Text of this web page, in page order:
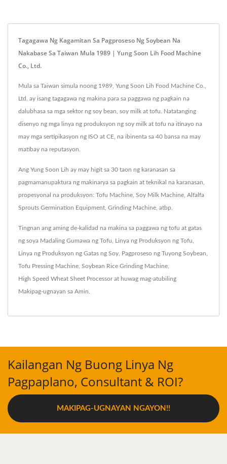
Tagagawa Ng Kagamitan Sa Pagproseso Ng Soybean Na
Nakabase Sa Taiwan Mula 1989 | Yung Soon Lih Food Machine
Co., Ltd.
Mula sa Taiwan simula noong 1989, Yung Soon Lih Food Machine Co.,
Ltd. ay isang tagagawa ng makina para sa paggawa ng pagkain na
dalubhasa sa mga sektor ng soy bean, soy milk at tofu. Natatanging
disenyo ng mga linya ng produksyon ng soy milk at tofu na itinayo na
may mga sertipikasyon ng ISO at CE, na ibinenta sa 40 bansa na may
matibay na reputasyon.
Ang Yung Soon Lih ay may higit sa 30 taon ng karanasan sa
pagmamanupaktura ng makinarya sa pagkain at teknikal na karanasan,
propesyonal na produksyon: Tofu Machine, Soy Milk Machine, Alfalfa
Sprouts Germination Equipment, Grinding Machine, atbp.
Tingnan ang aming de-kalidad na makina sa paggawa ng tofu at gatas
ng soya Madaling Gumawa ng Tofu Linya ng Produksyon ng Tofu
Linya ng Produksyon ng Gatas ng Soy Pagproseso ng Tuyong Soybean
Tofu Pressing Machine Soybean Rice Grinding Machine
High Speed Wheat Sheet Processorat huwag mag-atubiling
Makipag-ugnayan sa Amin
Kailangan Ng Buong Linya Ng
Pagpaplano, Consultant & ROI?
MAKIPAG-UGNAYAN NGAYON!!